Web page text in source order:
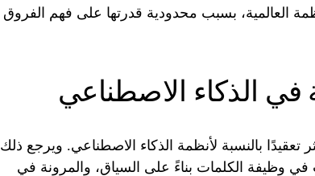
العالمية، بسبب محدودية قدرتها على فهم الفروق
في الذكاء الاصطناعي
تعقيدًا بالنسبة لأنظمة الذكاء الاصطناعي. ويرجع ذلك
وظيفة الكلمات بناءً على السياق، والمرونة في